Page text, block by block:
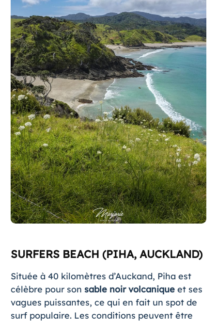
SURFERS BEACH (PIHA, AUCKLAND)
Située à 40 kilomètres d’Auckand, Piha est
célèbre pour son sable noir volcaniqueet ses
vagues puissantes, ce qui en fait un spot de
surf populaire. Les conditions peuvent être